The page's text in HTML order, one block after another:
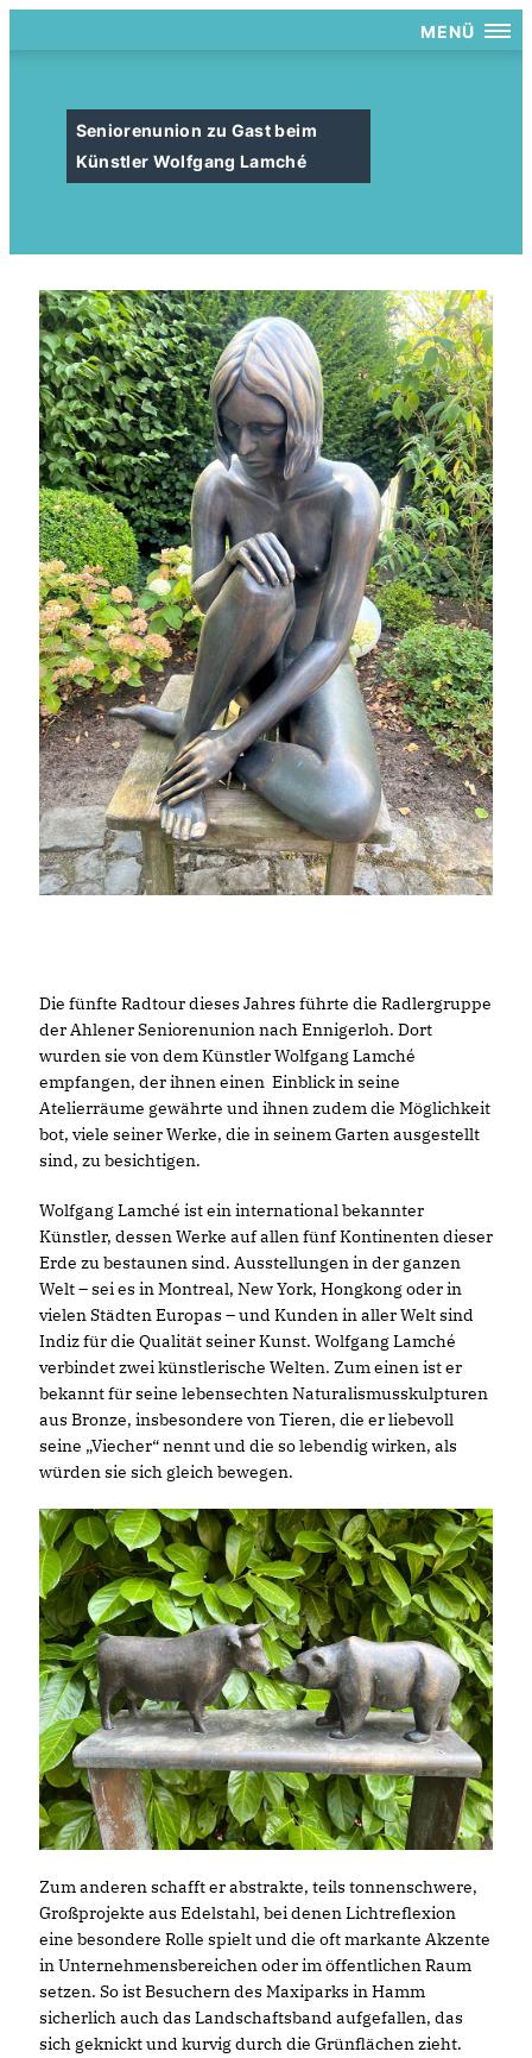
MENÜ
Seniorenunion zu Gast beim
Künstler Wolfgang Lamché
Die fünfte Radtour dieses Jahres führte die Radlergruppe
der Ahlener Seniorenunion nach Ennigerloh. Dort
wurden sie von dem Künstler Wolfgang Lamché
empfangen, der ihnen einen Einblick in seine
Atelierräume gewährte und ihnen zudem die Möglichkeit
bot, viele seiner Werke, die in seinem Garten ausgestellt
sind, zu besichtigen.
Wolfgang Lamché ist ein international bekannter
Künstler, dessen Werke auf allen fünf Kontinenten dieser
Erde zu bestaunen sind. Ausstellungen in der ganzen
Welt – sei es in Montreal, New York, Hongkong oder in
vielen Städten Europas – und Kunden in aller Welt sind
Indiz für die Qualität seiner Kunst. Wolfgang Lamché
verbindet zwei künstlerische Welten. Zum einen ist er
bekannt für seine lebensechten Naturalismusskulpturen
aus Bronze, insbesondere von Tieren, die er liebevoll
seine „Viecher“ nennt und die so lebendig wirken, als
würden sie sich gleich bewegen.
Zum anderen schafft er abstrakte, teils tonnenschwere,
Großprojekte aus Edelstahl, bei denen Lichtreflexion
eine besondere Rolle spielt und die oft markante Akzente
in Unternehmensbereichen oder im öffentlichen Raum
setzen. So ist Besuchern des Maxiparks in Hamm
sicherlich auch das Landschaftsband aufgefallen, das
sich geknickt und kurvig durch die Grünflächen zieht.